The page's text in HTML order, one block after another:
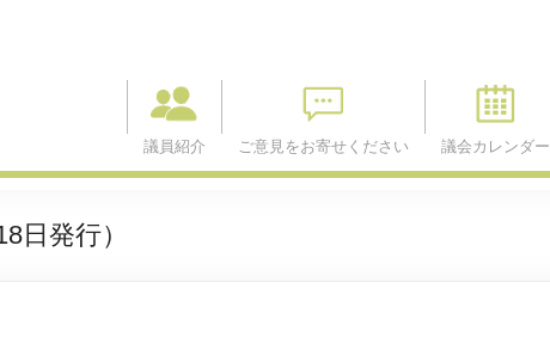
議員紹介 ご意見をお寄せください 議会カレンダー
日発行）